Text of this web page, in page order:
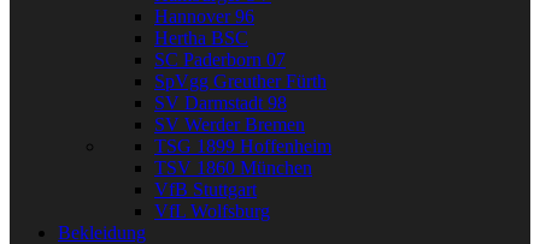
Hannover 96
Hertha BSC
SC Paderborn 07
SpVgg Greuther Fürth
SV Darmstadt 98
SV Werder Bremen
TSG 1899 Hoffenheim
TSV 1860 München
VfB Stuttgart
VfL Wolfsburg
Bekleidung